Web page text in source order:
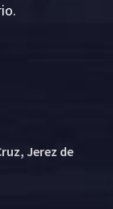
Jerez de